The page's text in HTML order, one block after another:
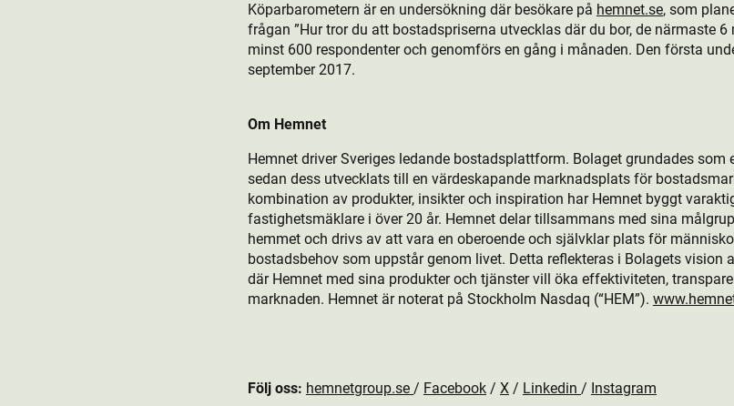
Köparbarometern är en undersökning där besökare på hemnet.se, som
frågan ”Hur tror du att bostads­priserna utvecklas där du bor, de närmaste 6
minst 600 respondenter och genomförs en gång i månaden. Den första
september 2017.
Om Hemnet
Hemnet driver Sveriges ledande bostads­plattform. Bolaget grundades
sedan dess utvecklats till en värdeskapande marknadsplats för
kombination av produkt­er, insikter och inspiration har Hemnet byggt
fastighetsmäklare i över 20 år. Hemnet delar tillsammans med sina
hemmet och drivs av att vara en oberoende och självklar plats för
bostads­behov som uppstår genom livet. Detta reflekteras i Bolagets vision
där Hemnet med sina produkt­er och tjänster vill öka effektiviteten,
marknaden. Hemnet är noterat på Stockholm Nasdaq (“HEM”).
Följ oss: hemnetgroup.se / Facebook/ X/ Linkedin / Instagram